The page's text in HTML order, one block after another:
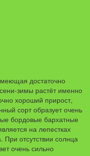
достаточно
зимы растёт именно
хороший прирост,
сорт образует очень
бордовые бархатные
на лепестках
При отсутствии солнца
очень сильно